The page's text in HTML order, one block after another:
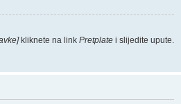
kliknete na link Pretplate i slijedite upute.